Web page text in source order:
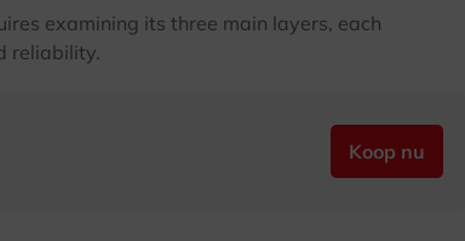
examining its three main layers, each
reliability.
Koop nu